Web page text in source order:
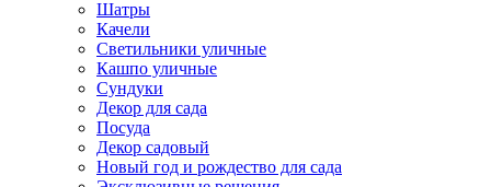
Шатры
Качели
Cветильники уличные
Кашпо уличные
Сундуки
Декор для сада
Посуда
Декор садовый
Новый год и рождество для сада